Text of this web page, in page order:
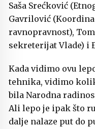
Saša Srećković
Gavrilović
ravnopravnost),
sekreterijat Vlade) i
Kada vidimo ovu
tehnika, vidimo
bila Narodna
Ali lepo je ipak što
dalje nalaze put do